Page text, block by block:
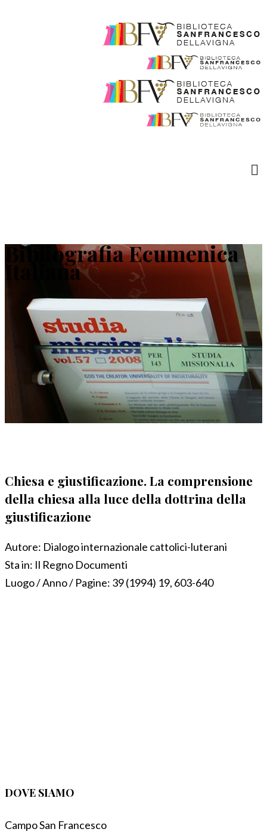
Bibliografia Ecumenica
Italiana
Chiesa e giustificazione. La comprensione
della chiesa alla luce della dottrina della
giustificazione
Autore: Dialogo internazionale cattolici-luterani
Sta in: Il Regno Documenti
Luogo / Anno / Pagine: 39 (1994) 19, 603-640
DOVE SIAMO
Campo San Francesco